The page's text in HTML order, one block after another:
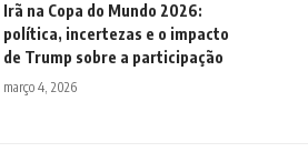
Irã na Copa do Mundo 2026:
política, incertezas e o impacto
de Trump sobre a participação
março 4, 2026